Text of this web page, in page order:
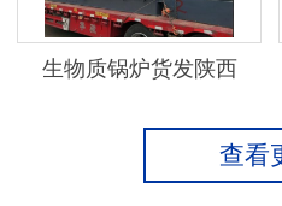
生物质锅炉货发陕西
查看